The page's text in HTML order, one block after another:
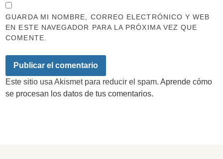
GUARDA MI NOMBRE, CORREO ELECTRÓNICO Y WEB
EN ESTE NAVEGADOR PARA LA PRÓXIMA VEZ QUE
COMENTE.
Este sitio usa Akismet para reducir el spam.Aprende cómo
se procesan los datos de tus comentarios.